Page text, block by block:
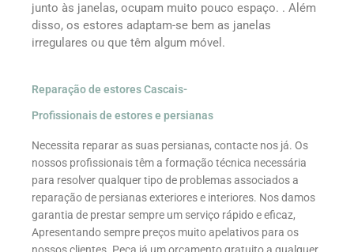
junto às janelas, ocupam muito pouco espaço. . Além
disso, os estores adaptam-se bem as janelas
irregulares ou que têm algum móvel.
Reparação de estores Cascais-
Profissionais de estores e persianas
Necessita reparar as suas persianas, contacte nos já. Os
nossos profissionais têm a formação técnica necessária
para resolver qualquer tipo de problemas associados a
reparação de persianas exteriores e interiores. Nos damos
garantia de prestar sempre um serviço rápido e eficaz,
Apresentando sempre preços muito apelativos para os